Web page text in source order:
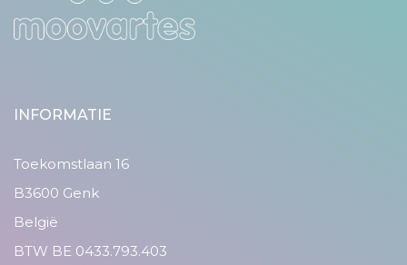
INFORMATIE
Toekomstlaan 16
B3600 Genk
België
BTW BE 0433.793.403